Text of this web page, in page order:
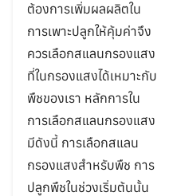
ต้องการเพิ่มผลผลิตใน
การเพาะปลูกให้คุ้มค่าจึง
ควรเลือกสแลนกรองแสง
ที่ในกรองแสงได้เหมาะกับ
พืชของเรา หลักการใน
การเลือกสแลนกรองแสง
มีดังนี้ การเลือกสแลน
กรองแสงสำหรับพืช การ
ปลูกพืชในช่วงเริ่มต้นนั้น